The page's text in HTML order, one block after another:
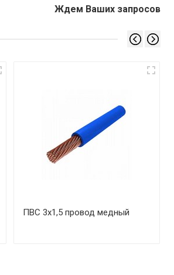
Ждем Ваших запросов
ПВС 3х1,5 провод медный